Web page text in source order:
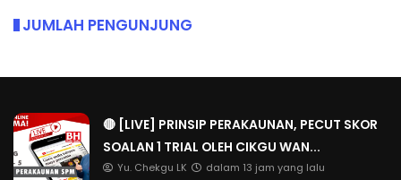
JUMLAH PENGUNJUNG
🔴 [LIVE] PRINSIP PERAKAUNAN, PECUT SKOR
SOALAN 1 TRIAL OLEH CIKGU WAN...
Yu. Chekgu LK dalam 13 jam yang lalu